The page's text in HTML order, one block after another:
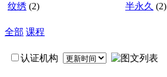
纹绣 (2) 半永久 (2)
全部 课程
认证机构